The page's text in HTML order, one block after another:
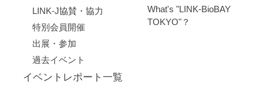
LINK-J協賛・協力
特別会員開催
出展・参加
過去イベント
イベントレポート一覧
What's "LINK-BioBAY
TOKYO"？